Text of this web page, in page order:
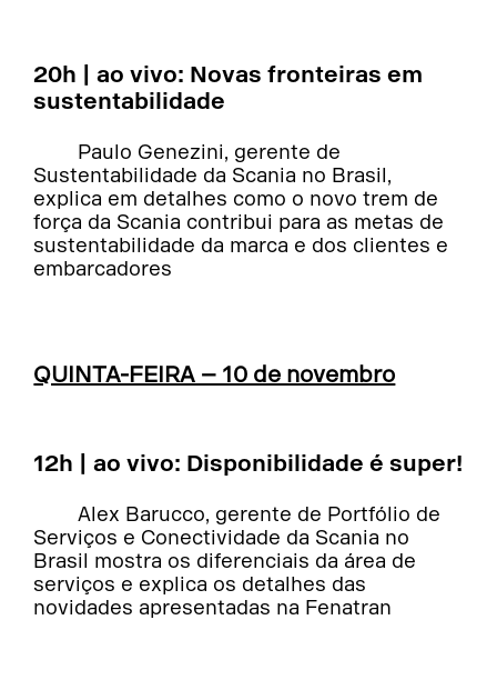
20h | ao vivo: Novas fronteiras em
sustentabilidade
Paulo Genezini, gerente de
Sustentabilidade da Scania no Brasil,
explica em detalhes como o novo trem de
força da Scania contribui para as metas de
sustentabilidade da marca e dos clientes e
embarcadores
QUINTA-FEIRA – 10 de novembro
12h | ao vivo: Disponibilidade é super!
Alex Barucco, gerente de Portfólio de
Serviços e Conectividade da Scania no
Brasil mostra os diferenciais da área de
serviços e explica os detalhes das
novidades apresentadas na Fenatran